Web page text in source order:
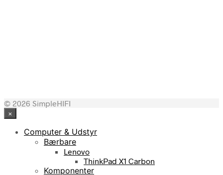
© 2026 SimpleHIFI
×
Computer & Udstyr
Bærbare
Lenovo
ThinkPad X1 Carbon
Komponenter